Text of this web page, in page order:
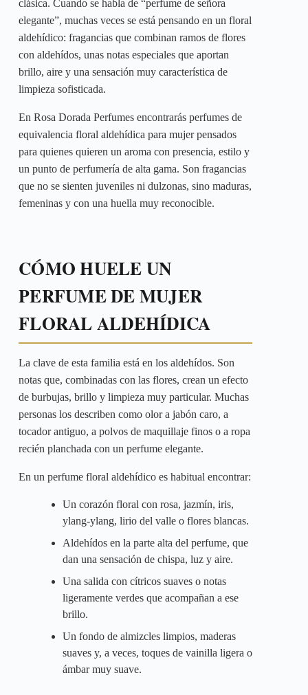
clásica. Cuando se habla de “perfume de señora
elegante”, muchas veces se está pensando en un floral
aldehídico: fragancias que combinan ramos de flores
con aldehídos, unas notas especiales que aportan
brillo, aire y una sensación muy característica de
limpieza sofisticada.
En Rosa Dorada Perfumes encontrarás perfumes de
equivalencia floral aldehídica para mujer pensados
para quienes quieren un aroma con presencia, estilo y
un punto de perfumería de alta gama. Son fragancias
que no se sienten juveniles ni dulzonas, sino maduras,
femeninas y con una huella muy reconocible.
CÓMO HUELE UN
PERFUME DE MUJER
FLORAL ALDEHÍDICA
La clave de esta familia está en los aldehídos. Son
notas que, combinadas con las flores, crean un efecto
de burbujas, brillo y limpieza muy particular. Muchas
personas los describen como olor a jabón caro, a
tocador antiguo, a polvos de maquillaje finos o a ropa
recién planchada con un perfume elegante.
En un perfume floral aldehídico es habitual encontrar:
Un corazón floral con rosa, jazmín, iris,
ylang-ylang, lirio del valle o flores blancas.
Aldehídos en la parte alta del perfume, que
dan una sensación de chispa, luz y aire.
Una salida con cítricos suaves o notas
ligeramente verdes que acompañan a ese
brillo.
Un fondo de almizcles limpios, maderas
suaves y, a veces, toques de vainilla ligera o
ámbar muy suave.